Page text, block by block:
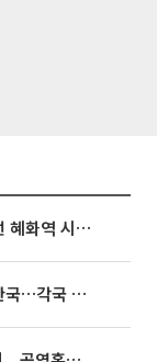
전장연, 오늘(10일) 서울 지하철 4호선 혜화역 시위…1호선 용산역 무정차
태풍 '돌핀' 중국 상륙, '찬홈' 일본→한국…각국 기상청 예상 경로는?